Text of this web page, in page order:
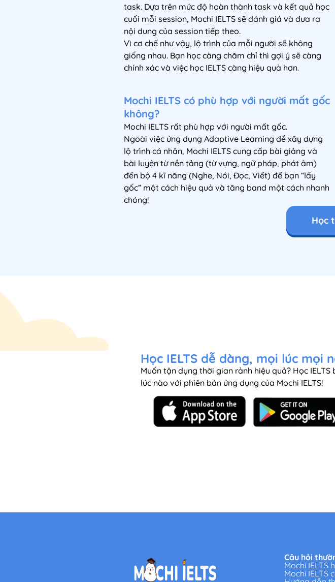
task. Dựa trên mức độ hoàn thành task và kết quả học
cuối mỗi session, Mochi IELTS sẽ đánh giá và đưa ra
nội dung của session tiếp theo.
Vì cơ chế như vậy, lộ trình của mỗi người sẽ không
giống nhau. Bạn học càng chăm chỉ thì gợi ý sẽ càng
chính xác và việc học IELTS càng hiệu quả hơn.
Mochi IELTS có phù hợp với người mất gốc
không?
Mochi IELTS rất phù hợp với người mất gốc.
Ngoài việc ứng dụng Adaptive Learning để xây dựng
lộ trình cá nhân, Mochi IELTS cung cấp bài giảng và
bài luyện từ nền tảng (từ vựng, ngữ pháp, phát âm)
đến bộ 4 kĩ năng (Nghe, Nói, Đọc, Viết) để bạn “lấy
gốc” một cách hiệu quả và tăng band một cách nhanh
chóng!
Học
Học IELTS dễ dàng, mọi lúc mọi
Muốn tận dụng thời gian rảnh hiệu quả? Học IELTS
lúc nào với phiên bản ứng dụng của Mochi IELTS!
Câu hỏi
Mochi IELTS
Mochi IELTS